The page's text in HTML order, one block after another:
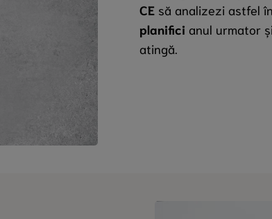
CE să analizezi astfel
planifici anul urmator
atingă.